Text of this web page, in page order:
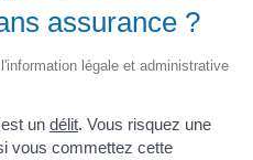
assurance ?
légale et administrative
un délit. Vous risquez une
vous commettez cette